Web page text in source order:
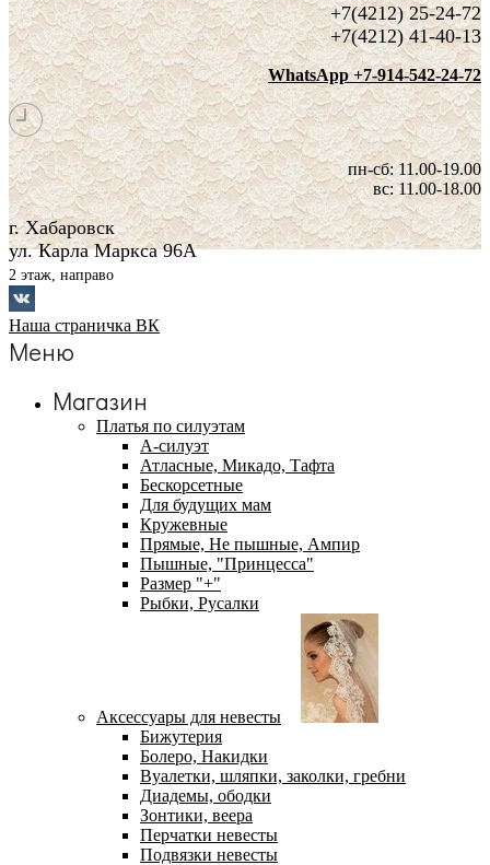
+7(4212) 25-24-72
+7(4212) 41-40-13
WhatsApp +7-914-542-24-72
пн-сб: 11.00-19.00
вс: 11.00-18.00
г. Хабаровск
ул. Карла Маркса 96А
2 этаж, направо
Наша страничка ВК
Меню
Магазин
Платья по силуэтам
А-силуэт
Атласные, Микадо, Тафта
Бескорсетные
Для будущих мам
Кружевные
Прямые, Не пышные, Ампир
Пышные, "Принцесса"
Размер "+"
Рыбки, Русалки
Аксессуары для невесты
Бижутерия
Болеро, Накидки
Вуалетки, шляпки, заколки, гребни
Диадемы, ободки
Зонтики, веера
Перчатки невесты
Подвязки невесты